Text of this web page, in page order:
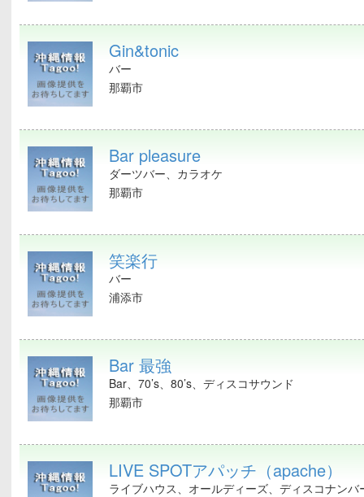
Gin&tonic
バー
那覇市
Bar pleasure
ダーツバー、カラオケ
那覇市
笑楽行
バー
浦添市
Bar 最強
Bar、70’s、80’s、ディスコサウンド
那覇市
LIVE SPOTアパッチ（apache）
ライブハウス、オールディーズ、ディスコナンバ